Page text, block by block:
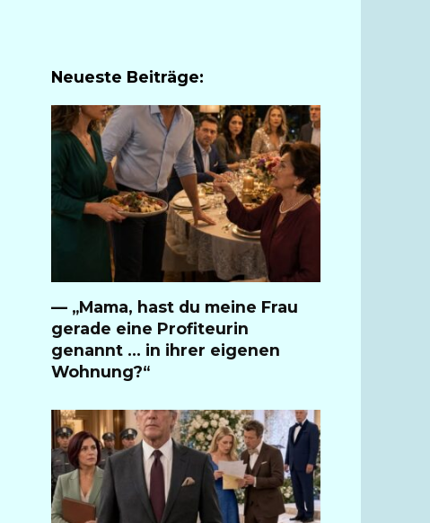
Neueste Beiträge:
— „Mama, hast du meine Frau
gerade eine Profiteurin
genannt … in ihrer eigenen
Wohnung?“